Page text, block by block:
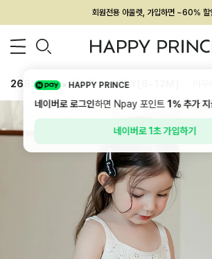
멤버십 최대 28,000원 혜택
26SS 신상 BEST BABY[6~12M]
HAPPY PRINCE
네이버로 로그인하면 Npay 포인트1%추가 지
네이버로 1초 가입하기